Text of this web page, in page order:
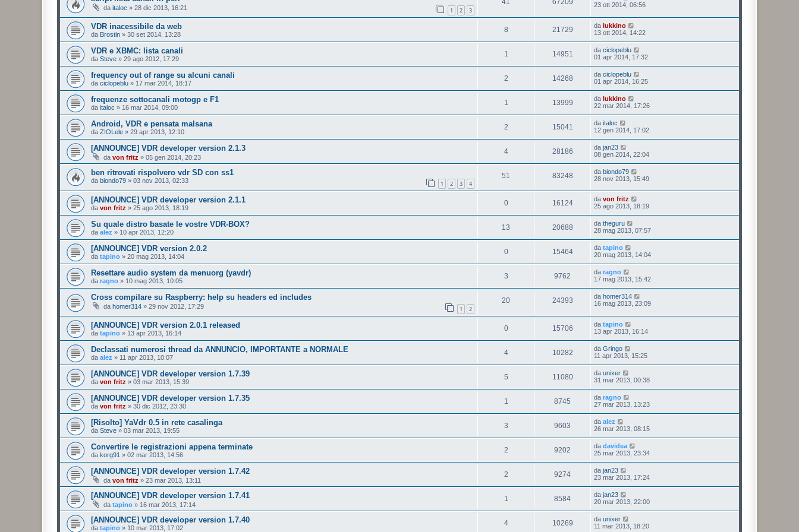
da italoc » 28 dic 2013, 16:21 1 2 3
41 67209
23 ott 2014, 06:56
VDR inacessibile da web
da Brostin » 30 set 2014, 13:28
8 21729 da lukkino
13 ott 2014, 14:22
VDR e XBMC: lista canali
da Steve » 29 ago 2012, 17:29
1 14951 da ciclopeblu
01 apr 2014, 17:32
frequency out of range su alcuni canali
da ciclopeblu » 17 mar 2014, 18:17
2 14268 da ciclopeblu
01 apr 2014, 16:25
frequenze sottocanali motogp e F1
da italoc » 16 mar 2014, 09:00
1 13999 da lukkino
22 mar 2014, 17:26
Android, VDR e pensata malsana
da ZIOLele » 29 apr 2013, 12:10
2 15041 da italoc
12 gen 2014, 17:02
[ANNOUNCE] VDR developer version 2.1.3
da von fritz » 05 gen 2014, 20:23
4 28186 da jan23
08 gen 2014, 22:04
ben ritrovati rispolvero vdr SD con ss1
da biondo79 » 03 nov 2013, 02:33 1 2 3 4
51 83248 da biondo79
28 nov 2013, 15:49
[ANNOUNCE] VDR developer version 2.1.1
da von fritz » 25 ago 2013, 18:19
0 16124 da von fritz
25 ago 2013, 18:19
Su quale distro basate le vostre VDR-BOX?
da alez » 10 apr 2013, 12:20
13 20688 da theguru
28 mag 2013, 07:57
[ANNOUNCE] VDR version 2.0.2
da tapino » 20 mag 2013, 14:04
0 15464 da tapino
20 mag 2013, 14:04
Resettare audio system da menuorg (yavdr)
da ragno » 10 mag 2013, 10:05
3 9762 da ragno
17 mag 2013, 15:42
Cross compilare su Raspberry: help su headers ed includes
da homer314 » 29 nov 2012, 17:29 1 2
20 24393 da homer314
16 mag 2013, 23:09
[ANNOUNCE] VDR version 2.0.1 released
da tapino » 13 apr 2013, 16:14
0 15706 da tapino
13 apr 2013, 16:14
Declassati numerosi thread da ANNUNCIO, IMPORTANTE a NORMALE
da alez » 11 apr 2013, 10:07
4 10282 da Gringo
11 apr 2013, 15:25
[ANNOUNCE] VDR developer version 1.7.39
da von fritz » 03 mar 2013, 15:39
5 11080 da unixer
31 mar 2013, 00:38
[ANNOUNCE] VDR developer version 1.7.35
da von fritz » 30 dic 2012, 23:30
1 8745 da ragno
27 mar 2013, 13:23
[Risolto] YaVdr 0.5 in rete casalinga
da Steve » 03 mar 2013, 19:55
3 9603 da alez
26 mar 2013, 08:15
Convertire le registrazioni appena terminate
da korg91 » 02 mar 2013, 14:56
2 9202 da davidea
25 mar 2013, 23:34
[ANNOUNCE] VDR developer version 1.7.42
da von fritz » 23 mar 2013, 13:11
2 9274 da jan23
23 mar 2013, 17:24
[ANNOUNCE] VDR developer version 1.7.41
da tapino » 16 mar 2013, 17:14
1 8584 da jan23
20 mar 2013, 22:00
[ANNOUNCE] VDR developer version 1.7.40
da tapino » 10 mar 2013, 17:02
4 10269 da unixer
11 mar 2013, 18:20